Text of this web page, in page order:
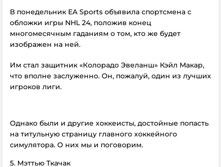
В понедельник EA Sports объявила спортсмена с
обложки игры NHL 24, положив конец
многомесячным гаданиям о том, кто же будет
изображен на ней.
Им стал защитник «Колорадо Эвеланш» Кэйл Макар,
что вполне заслуженно. Он, пожалуй, один из лучших
игроков лиги.
Однако были и другие хоккеисты, достойные попасть
на титульную страницу главного хоккейного
симулятора. О них мы и поговорим.
5. Мэттью Ткачак